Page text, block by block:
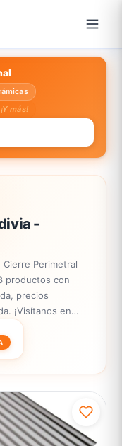
¡Y más!
-
Perimetral
productos con
precios
¡Visítanos en
mucho más!